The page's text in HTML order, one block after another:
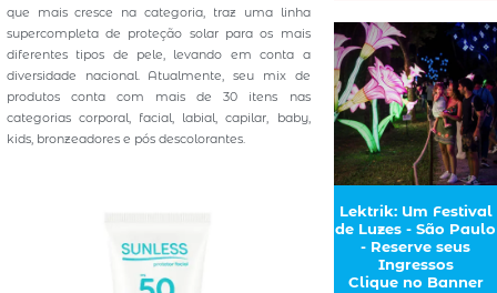
que mais cresce na categoria, traz uma linha
supercompleta de proteção solar para os mais
diferentes tipos de pele, levando em conta a
diversidade nacional. Atualmente, seu mix de
produtos conta com mais de 30 itens nas
categorias corporal, facial, labial, capilar, baby,
kids, bronzeadores e pós descolorantes.
Lektrik: Um Festival
de Luzes - São Paulo
- Reserve seus
Ingressos
Clique no Banner